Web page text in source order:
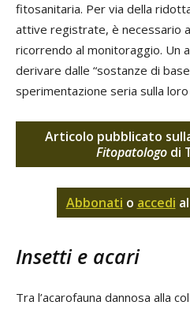
fitosanitaria. Per via della
attive registrate, è necessario
ricorrendo al monitoraggio. Un
derivare dalle “sostanze di
sperimentazione seria sulla
Articolo pubblicato
Fitopatologodi
Abbonati o accedi
Insetti e acari
Tra l’acarofauna dannosa alla